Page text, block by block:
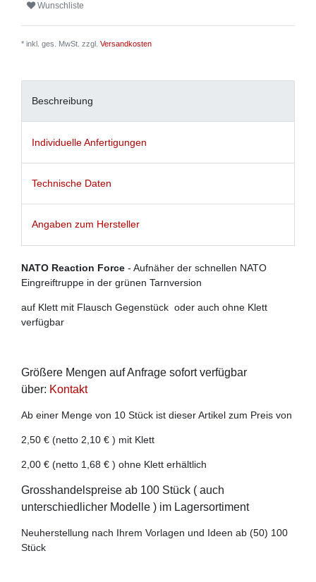
Wunschliste
* inkl. ges. MwSt. zzgl. Versandkosten
Beschreibung
Individuelle Anfertigungen
Technische Daten
Angaben zum Hersteller
NATO Reaction Force - Aufnäher der schnellen NATO
Eingreiftruppe in der grünen Tarnversion
auf Klett mit Flausch Gegenstück oder auch ohne Klett
verfügbar
Größere Mengen auf Anfrage sofort verfügbar
über: Kontakt
Ab einer Menge von 10 Stück ist dieser Artikel zum Preis von
2,50 € (netto 2,10 € ) mit Klett
2,00 € (netto 1,68 € ) ohne Klett erhältlich
Grosshandelspreise ab 100 Stück ( auch
unterschiedlicher Modelle ) im Lagersortiment
Neuherstellung nach Ihrem Vorlagen und Ideen ab (50) 100
Stück